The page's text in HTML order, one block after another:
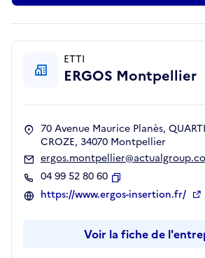
ETTI
ERGOS Montpellier
70 Avenue Maurice Planès,
CROZE, 34070 Montpellier
04 99 52 80 60
Copier
https://www.ergos-insertion.fr/
Voir la fiche de